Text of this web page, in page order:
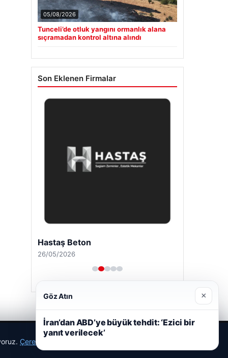
05/08/2026
Tunceli’de otluk yangını ormanlık alana
sıçramadan kontrol altına alındı
Son Eklenen Firmalar
Hastaş Beton
26/05/2026
Çerez Politikamız
Göz Atın ×
İran’dan ABD’ye büyük tehdit: ‘Ezici bir
yanıt verilecek’